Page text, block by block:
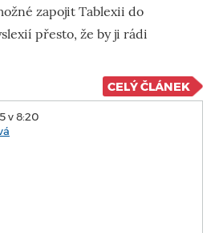
zapojit Tablexii do
přesto, že by ji rádi
CELÝ ČLÁNEK
v 8:20